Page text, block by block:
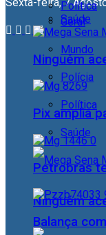
Geral
Mundo
Polícia
Política
Saúde
Ninguém
Política
Saúde
Ninguém
Pix amplia
Petrobras
Balança